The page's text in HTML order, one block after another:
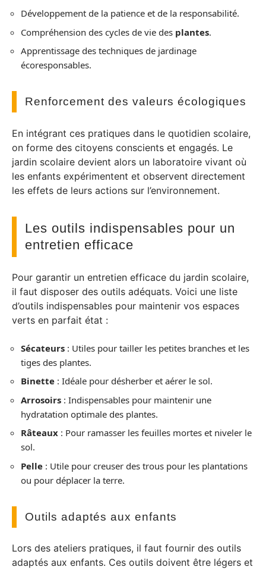
Développement de la patience et de la responsabilité.
Compréhension des cycles de vie des plantes.
Apprentissage des techniques de jardinage
écoresponsables.
Renforcement des valeurs écologiques
En intégrant ces pratiques dans le quotidien scolaire,
on forme des citoyens conscients et engagés. Le
jardin scolaire devient alors un laboratoire vivant où
les enfants expérimentent et observent directement
les effets de leurs actions sur l’environnement.
Les outils indispensables pour un
entretien efficace
Pour garantir un entretien efficace du jardin scolaire,
il faut disposer des outils adéquats. Voici une liste
d’outils indispensables pour maintenir vos espaces
verts en parfait état :
Sécateurs : Utiles pour tailler les petites branches et les
tiges des plantes.
Binette : Idéale pour désherber et aérer le sol.
Arrosoirs : Indispensables pour maintenir une
hydratation optimale des plantes.
Râteaux : Pour ramasser les feuilles mortes et niveler le
sol.
Pelle : Utile pour creuser des trous pour les plantations
ou pour déplacer la terre.
Outils adaptés aux enfants
Lors des ateliers pratiques, il faut fournir des outils
adaptés aux enfants. Ces outils doivent être légers et